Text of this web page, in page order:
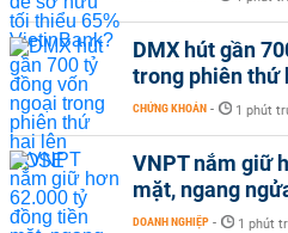
DMX hút gần
trong phiên thứ
CHỨNG KHOÁN - 1 phút
VNPT nắm giữ
mặt, ngang
DOANH NGHIỆP - 1 phút